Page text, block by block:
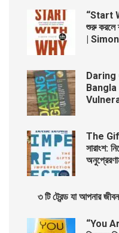
“Start
শুরু করলে
| Simon
Daring
Bangla
The
সারাংশ:
৩ টি ট্রেন্ড যা আপনার
“You